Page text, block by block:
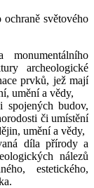
světového
archeologické
prvků, jež mají
umění a vědy,
budov,
či umístění
umění a vědy,
díla přírody a
nálezů
estetického,